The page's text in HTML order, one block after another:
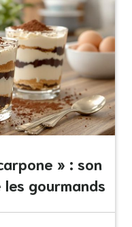
» : son
gourmands